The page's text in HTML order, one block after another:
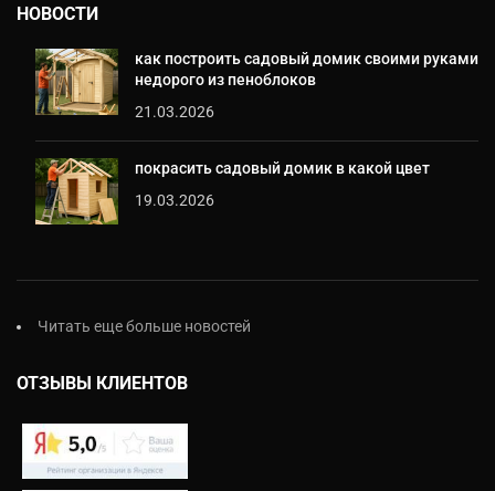
НОВОСТИ
как построить садовый домик своими руками
недорого из пеноблоков
21.03.2026
покрасить садовый домик в какой цвет
19.03.2026
Читать еще больше новостей
ОТЗЫВЫ КЛИЕНТОВ